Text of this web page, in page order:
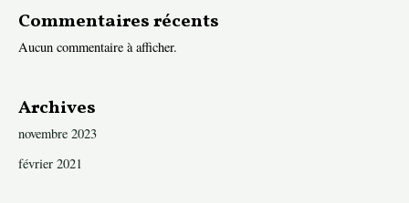
Commentaires récents
Aucun commentaire à afficher.
Archives
novembre 2023
février 2021